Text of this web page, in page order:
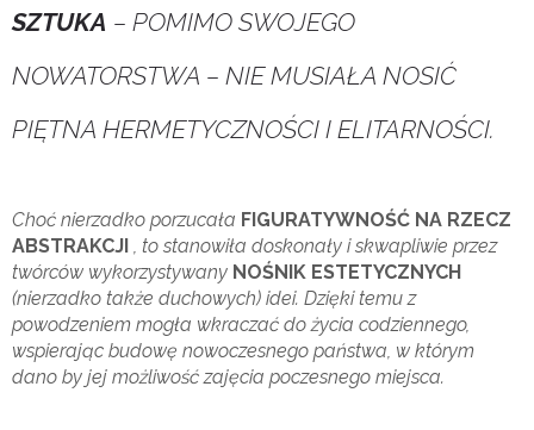
SZTUKA – POMIMO SWOJEGO
NOWATORSTWA – NIE MUSIAŁA NOSIĆ
PIĘTNA HERMETYCZNOŚCI I ELITARNOŚCI.
Choć nierzadko porzucała FIGURATYWNOŚĆ NA RZECZ
ABSTRAKCJI , to stanowiła doskonały i skwapliwie przez
twórców wykorzystywany NOŚNIK ESTETYCZNYCH
(nierzadko także duchowych) idei. Dzięki temu z
powodzeniem mogła wkraczać do życia codziennego,
wspierając budowę nowoczesnego państwa, w którym
dano by jej możliwość zajęcia poczesnego miejsca.